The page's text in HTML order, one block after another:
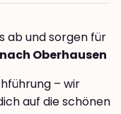
ab und sorgen für
Oberhausen
– wir
auf die schönen